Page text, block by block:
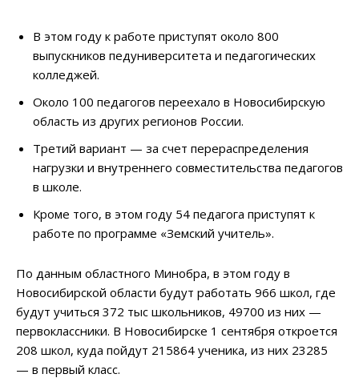
В этом году к работе приступят около 800
выпускников педуниверситета и педагогических
колледжей.
Около 100 педагогов переехало в Новосибирскую
область из других регионов России.
Третий вариант — за счет перераспределения
нагрузки и внутреннего совместительства педагогов
в школе.
Кроме того, в этом году 54 педагога приступят к
работе по программе «Земский учитель».
По данным областного Минобра, в этом году в
Новосибирской области будут работать 966 школ, где
будут учиться 372 тыс школьников, 49700 из них —
первоклассники. В Новосибирске 1 сентября откроется
208 школ, куда пойдут 215864 ученика, из них 23285
— в первый класс.